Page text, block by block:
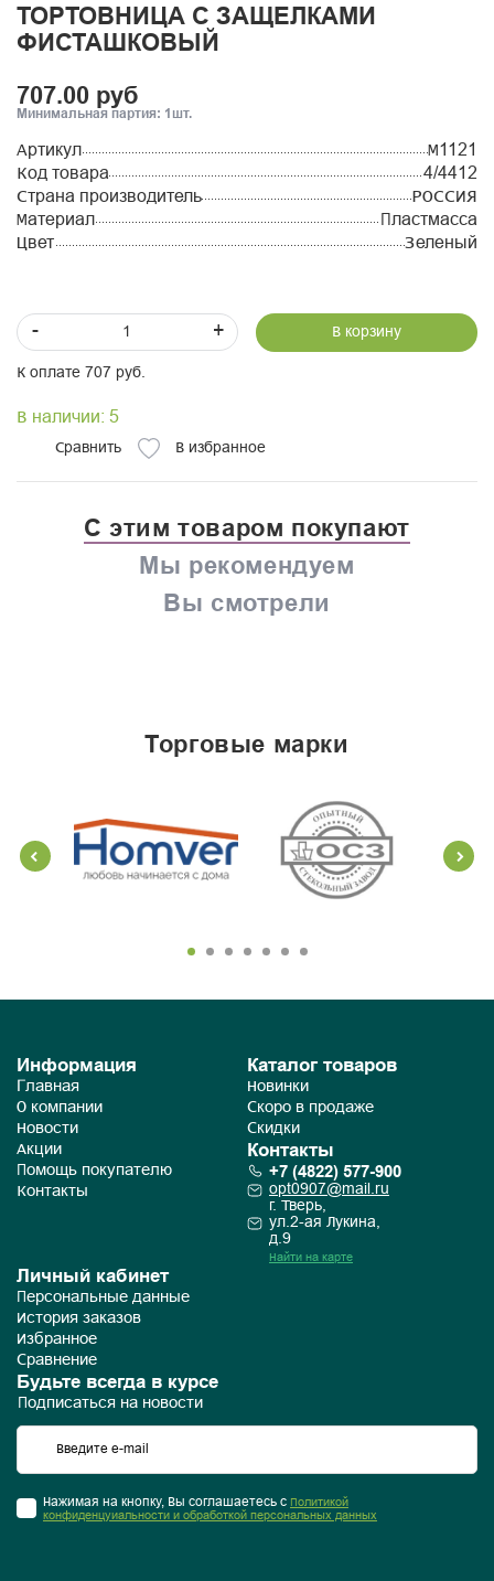
ТОРТОВНИЦА С ЗАЩЕЛКАМИ
ФИСТАШКОВЫЙ
707.00 руб
Минимальная партия: 1шт.
Артикул
М1121
Код товара
4/4412
Страна производитель
РОССИЯ
Материал
Пластмасса
Цвет
Зеленый
- + В корзину
К оплате 707 руб.
В наличии: 5
Сравнить В избранное
С этим товаром покупают
Мы рекомендуем
Вы смотрели
торговые марки
Информация
Главная
О компании
Новости
Акции
Помощь покупателю
Контакты
Каталог товаров
Новинки
Скоро в продаже
Скидки
Контакты
+7 (4822) 577-900
opt0907@mail.ru
г. Тверь,
ул.2-ая Лукина,
д.9
Найти на карте
Личный кабинет
Персональные данные
История заказов
Избранное
Сравнение
Будьте всегда в курсе
Подписаться на новости
Нажимая на кнопку, Вы соглашаетесь с Политикой
конфиденцуиальности и обработкой персональных данных